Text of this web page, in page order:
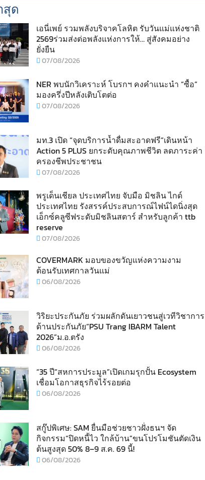
สุด
เอนี่เพย์ รวมพลังบริจาคโลหิต รับวันแม่แห่งชาติ
2569ร่วมส่งต่อพลังแห่งการให้… สู่สังคมอย่าง
ยั่งยืน
07/08/2026
NER พบนักวิเคราะห์ โบรกฯ คงคำแนะนำ “ซื้อ”
มองครึ่งปีหลังเติบโตต่อ
07/08/2026
มท.3 เปิด “จุดบริการน้ำดื่มสะอาดฟรี”เดินหน้า
Action 5 PLUS ยกระดับคุณภาพชีวิต ลดภาระค่า
ครองชีพประชาชน
07/08/2026
พรูเด็นเชียล ประเทศไทย จับมือ มิชลิน ไกด์
ประเทศไทย รังสรรค์ประสบการณ์ไฟน์ไดนิ่งสุด
เอ็กซ์คลูซีฟระดับมิชลินสตาร์ สำหรับลูกค้า ttb
reserve
07/08/2026
COVERMARK มอบของขวัญแห่งความงาม
ต้อนรับเทศกาลวันแม่
06/08/2026
วิริยะประกันภัย ร่วมผลักดันเยาวชนสู่เวทีวิชาการ
ด้านประกันภัย“PSU Trang IBARM Talent
2026”ม.อ.ตรัง
06/08/2026
“35 ปี“สหการประมูล”เปิดเกมรุกปั้น Ecosystem
เชื่อมโอกาสธุรกิจไร้รอยต่อ
06/08/2026
สกู๊ปพิเศษ: SAM ยื่นมือช่วยชาวฝั่งธนฯ จัด
กิจกรรม“ปิดหนี้ไว ใกล้บ้าน”ขนโปรโมชันตัดเงิน
ต้นสูงสุด 50% 8–9 ส.ค. 69 นี้!
06/08/2026